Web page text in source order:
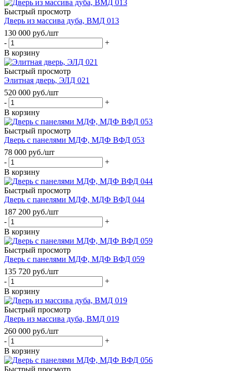
Быстрый просмотр
Дверь из массива дуба, ВМД 013
130 000 руб./шт
-
+
В корзину
Быстрый просмотр
Элитная дверь, ЭЛД 021
520 000 руб./шт
-
+
В корзину
Быстрый просмотр
Дверь с панелями МДФ, МДФ ВФД 053
78 000 руб./шт
-
+
В корзину
Быстрый просмотр
Дверь с панелями МДФ, МДФ ВФД 044
187 200 руб./шт
-
+
В корзину
Быстрый просмотр
Дверь с панелями МДФ, МДФ ВФД 059
135 720 руб./шт
-
+
В корзину
Быстрый просмотр
Дверь из массива дуба, ВМД 019
260 000 руб./шт
-
+
В корзину
Быстрый просмотр